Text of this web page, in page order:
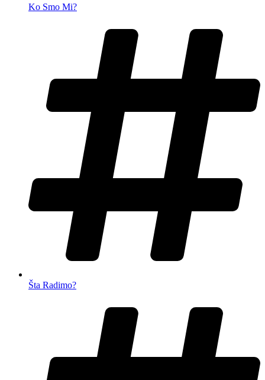
Ko Smo Mi?
Šta Radimo?